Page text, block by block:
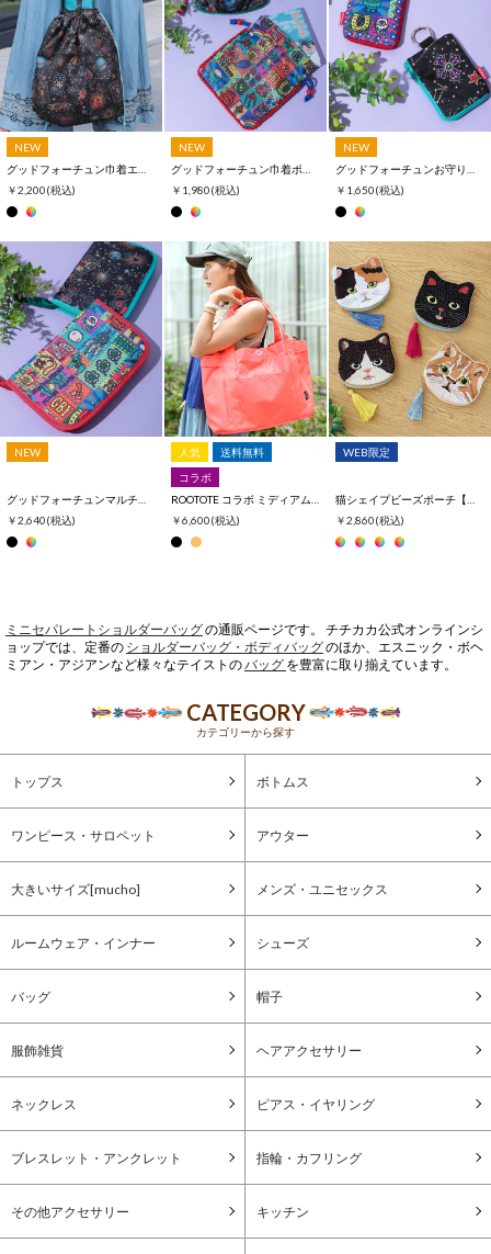
NEW
￥2,200(税込)
NEW
￥1,980(税込)
NEW
￥1,650(税込)
NEW
￥2,640(税込)
人気
送料無料
コラボ
￥6,600(税込)
WEB限定
￥2,860(税込)
ミニセパレートショルダーバッグの通販ページです。 チチカカ公式オンラインシ
ョップでは、定番の ショルダーバッグ・ボディバッグのほか、エスニック・ボヘ
ミアン・アジアンなど様々なテイストのバッグ を豊富に取り揃えています。
CATEGORY
カテゴリーから探す
トップス ボトムス
ワンピース・サロペット アウター
大きいサイズ[mucho] メンズ・ユニセックス
ルームウェア・インナー シューズ
バッグ 帽子
服飾雑貨 ヘアアクセサリー
ネックレス ピアス・イヤリング
ブレスレット・アンクレット 指輪・カフリング
その他アクセサリー キッチン